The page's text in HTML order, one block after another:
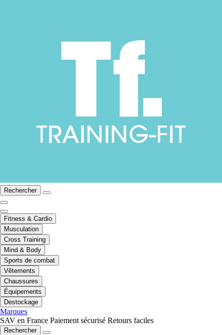
Rechercher
Fitness & Cardio
Musculation
Cross Training
Mind & Body
Sports de combat
Vêtements
Chaussures
Équipements
Destockage
Marques
SAV en France Paiement sécurisé Retours faciles
Rechercher